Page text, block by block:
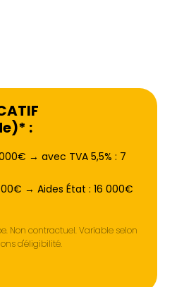
:
→ avec TVA 5,5% : 7
→ Aides État : 16 000€
Non contractuel. Variable selon
d'éligibilité.